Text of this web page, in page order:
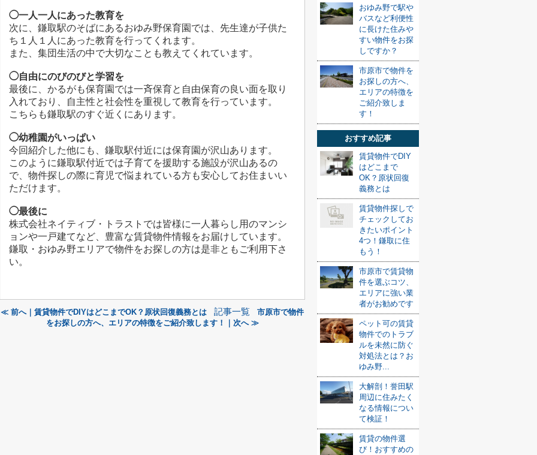
◯一人一人にあった教育を
次に、鎌取駅のそばにあるおゆみ野保育園では、先生達が子供た
ち１人１人にあった教育を行ってくれます。
また、集団生活の中で大切なことも教えてくれています。
◯自由にのびのびと学習を
最後に、かるがも保育園では一斉保育と自由保育の良い面を取り
入れており、自主性と社会性を重視して教育を行っています。
こちらも鎌取駅のすぐ近くにあります。
◯幼稚園がいっぱい
今回紹介した他にも、鎌取駅付近には保育園が沢山あります。
このように鎌取駅付近では子育てを援助する施設が沢山あるの
で、物件探しの際に育児で悩まれている方も安心してお住まいい
ただけます。
◯最後に
株式会社ネイティブ・トラストでは皆様に一人暮らし用のマンシ
ョンや一戸建てなど、豊富な賃貸物件情報をお届けしています。
鎌取・おゆみ野エリアで物件をお探しの方は是非ともご利用下さ
い。
≪ 前へ｜賃貸物件でDIYはどこまでOK？原状回復義務とは 記事一覧
市原市で物件
をお探しの方へ、エリアの特徴をご紹介致します！｜次へ ≫
おゆみ野で駅や
バスなど利便性
に長けた住みや
すい物件をお探
しですか？
市原市で物件を
お探しの方へ、
エリアの特徴を
ご紹介致しま
す！
おすすめ記事
賃貸物件でDIY
はどこまで
OK？原状回復
義務とは
賃貸物件探しで
チェックしてお
きたいポイント
4つ！鎌取に住
もう！
市原市で賃貸物
件を選ぶコツ、
エリアに強い業
者がお勧めです
ペット可の賃貸
物件でのトラブ
ルを未然に防ぐ
対処法とは？お
ゆみ野...
大解剖！誉田駅
周辺に住みたく
なる情報につい
て検証！
賃貸の物件選
び！おすすめの